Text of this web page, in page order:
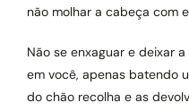
não molhar a cabeça com
Não se enxaguar e deixar
em você, apenas batendo
do chão recolha e as